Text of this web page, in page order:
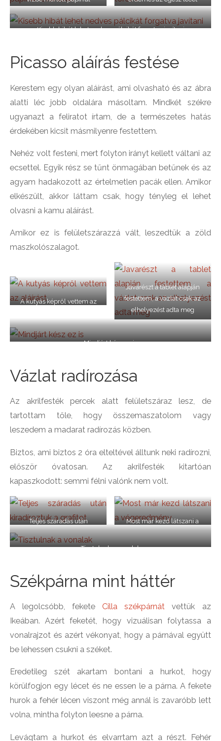
letöröltük
törölni
Kisebb hibát lehet nedves pálcikát forgatva javítani
Picasso aláírás festése
Kerestem egy olyan aláírást, ami olvasható és az ábra
alatti léc jobb oldalára másoltam. Mindkét székre
ugyanazt a feliratot írtam, de a természetes hatás
érdekében kicsit másmilyenre festettem.
Nehéz volt festeni, mert folyton irányt kellett váltani az
ecsettel. Egyik rész se tűnt önmagában betűnek és az
agyam hadakozott az értelmetlen pacák ellen. Amikor
elkészült, akkor láttam csak, hogy tényleg el lehet
olvasni a kamu aláírást.
Amikor ez is felületszárazzá vált, leszedtük a zöld
maszkolószalagot.
A kutyás képről vettem az
Javarészt a tablet alapján
festettem, a vázlat csak az
elhelyezést adta meg
Mindjárt kész ez is
Vázlat radírozása
Az akrilfesték percek alatt felületszáraz lesz, de
tartottam tőle, hogy összemaszatolom vagy
leszedem a madarat radírozás közben.
Biztos, ami biztos 2 óra elteltével álltunk neki radírozni,
először óvatosan. Az akrilfesték kitartóan
kapaszkodott: semmi félni valónk nem volt.
Teljes száradás után
kiradíroztuk a grafitot
Most már kezd látszani a
végeredmény
Tisztulnak a vonalak
Székpárna mint háttér
A legolcsóbb, fekete Cilla székpárnát vettük az
Ikeában. Azért feketét, hogy vizuálisan folytassa a
vonalrajzot és azért vékonyat, hogy a párnával együtt
be lehessen csukni a széket.
Eredetileg szét akartam bontani a hurkot, hogy
körülfogjon egy lécet és ne essen le a párna. A fekete
hurok a fehér lécen viszont még annál is zavaróbb lett
volna, mintha folyton leesne a párna.
Levágtam a hurkot és elvarrtam azt a részt. Fehér